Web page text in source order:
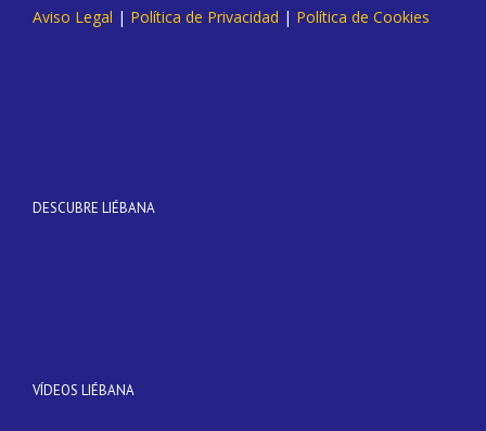
Aviso Legal | Política de Privacidad | Política de Cookies
DESCUBRE LIÉBANA
VÍDEOS LIÉBANA